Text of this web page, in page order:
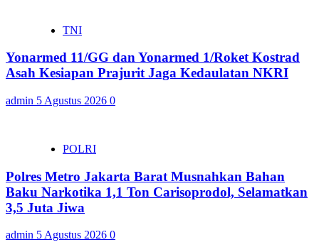
TNI
Yonarmed 11/GG dan Yonarmed 1/Roket Kostrad
Asah Kesiapan Prajurit Jaga Kedaulatan NKRI
admin 5 Agustus 2026 0
POLRI
Polres Metro Jakarta Barat Musnahkan Bahan
Baku Narkotika 1,1 Ton Carisoprodol, Selamatkan
3,5 Juta Jiwa
admin 5 Agustus 2026 0